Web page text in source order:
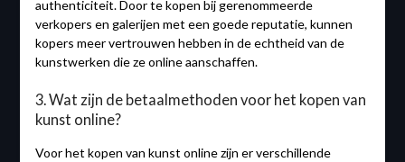
authenticiteit. Door te kopen bij gerenommeerde
verkopers en galerijen met een goede reputatie, kunnen
kopers meer vertrouwen hebben in de echtheid van de
kunstwerken die ze online aanschaffen.
3. Wat zijn de betaalmethoden voor het kopen van
kunst online?
Voor het kopen van kunst online zijn er verschillende